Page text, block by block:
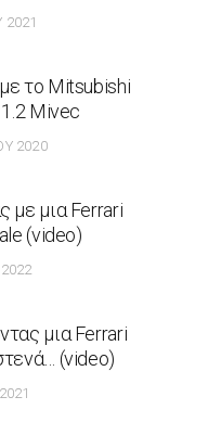
2021
το Mitsubishi
Mivec
2020
με μια Ferrari
(video)
μια Ferrari
(video)